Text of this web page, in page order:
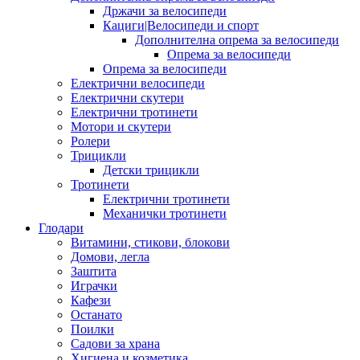
Држачи за велосипеди
Кациги|Велосипеди и спорт
Дополнителна опрема за велосипеди
Опрема за велосипеди
Опрема за велосипеди
Електрични велосипеди
Електрични скутери
Електрични тротинети
Мотори и скутери
Ролери
Трицикли
Детски трицикли
Тротинети
Електрични тротинети
Механички тротинети
Глодари
Витамини, стикови, блокови
Домови, легла
Заштита
Играчки
Кафези
Останато
Поилки
Садови за храна